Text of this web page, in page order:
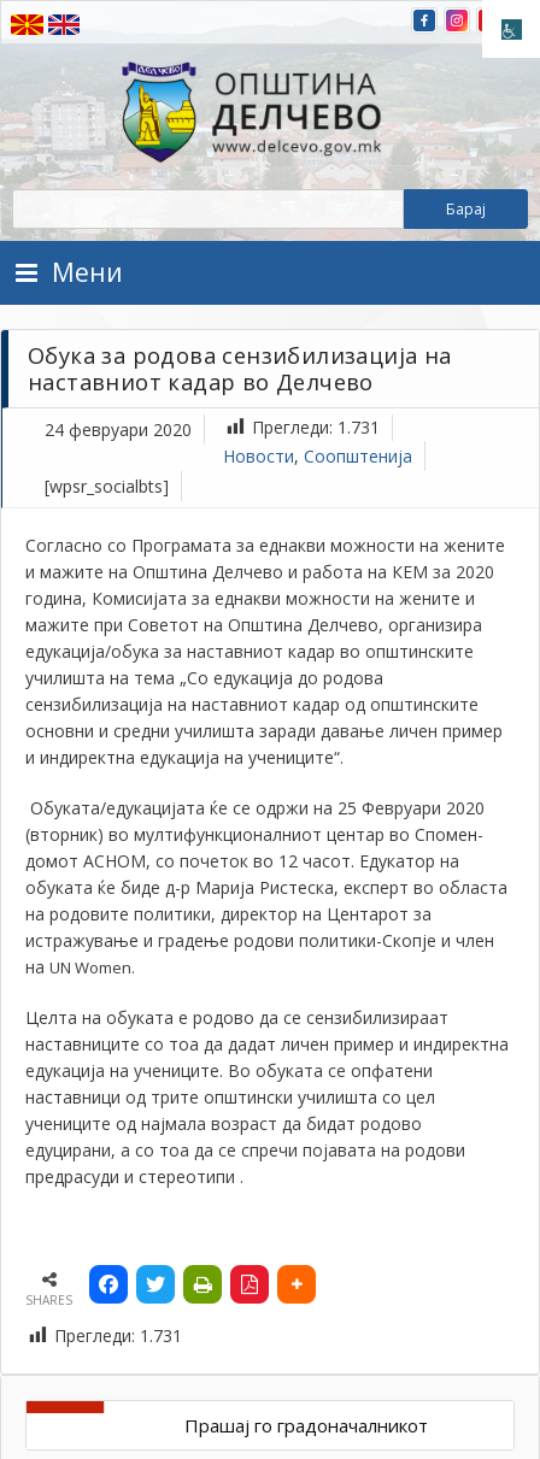
Прескокнете на содржината
Општина Делчево
Општина Делчево
Мени
Обука за родова сензибилизација на
наставниот кадар во Делчево
24 февруари 2020 Прегледи: 1.731
Новости, Соопштенија
[wpsr_socialbts]
Согласно со Програмата за еднакви можности на жените
и мажите на Општина Делчево и работа на КЕМ за 2020
година, Комисијата за еднакви можности на жените и
мажите при Советот на Општина Делчево, организира
едукација/обука за наставниот кадар во општинските
училишта на тема „Со едукација до родова
сензибилизација на наставниот кадар од општинските
основни и средни училишта заради давање личен пример
и индиректна едукација на учениците“.
Обуката/едукацијата ќе се одржи на 25 Февруари 2020
(вторник) во мултифункционалниот центар во Спомен-
домот АСНОМ, со почеток во 12 часот. Едукатор на
обуката ќе биде д-р Марија Ристеска, експерт во областа
на родовите политики, директор на Центарот за
истражување и градење родови политики-Скопје и член
на UN Women.
Целта на обуката е родово да се сензибилизираат
наставниците со тоа да дадат личен пример и индиректна
едукација на учениците. Во обуката се опфатени
наставници од трите општински училишта со цел
учениците од најмала возраст да бидат родово
едуцирани, а со тоа да се спречи појавата на родови
предрасуди и стереотипи .
SHARES
Прегледи: 1.731
Прашај го градоначалникот